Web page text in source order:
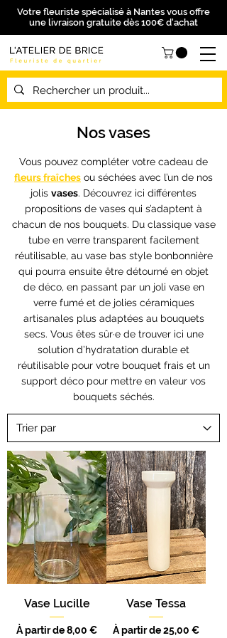
Votre fleuriste spécialisé à Nantes vous offre
une livraison gratuite dès 100€ d'achat
Nos vases
Vous pouvez compléter votre cadeau de
fleurs fraîches ou séchées avec l’un de nos
jolis vases. Découvrez ici différentes
propositions de vases qui s’adaptent à
chacun de nos bouquets. Du classique vase
tube en verre transparent facilement
réutilisable, au vase bas style bonbonnière
qui pourra ensuite être détourné en objet
de déco, en passant par un joli vase en
verre fumé et de jolies céramiques
artisanales plus adaptées au bouquets
secs. Vous êtes sûr·e de trouver ici une
solution d’hydratation durable et
réutilisable pour votre bouquet frais et un
support déco pour mettre en valeur vos
bouquets séchés.
Vase Lucille
À partir de8,00 €
Prix promotionnel
Vase Tessa
À partir de25,00 €
Prix promotionnel